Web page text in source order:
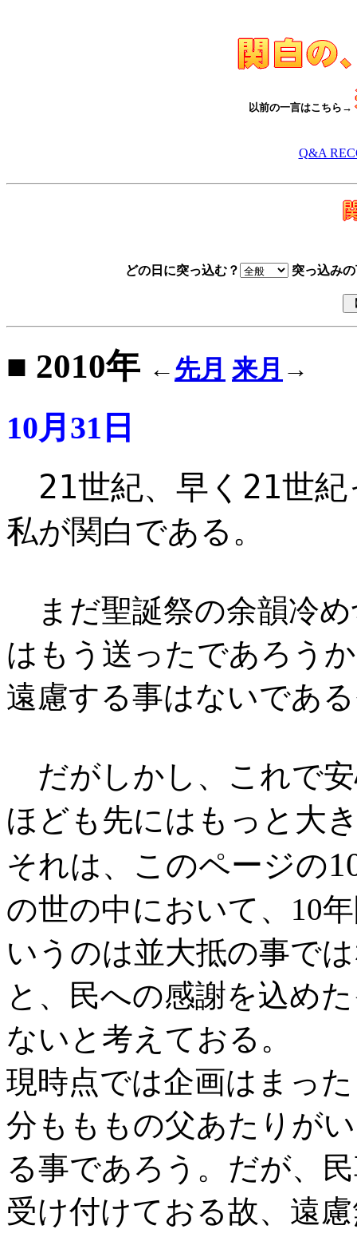
以前の一言はこちら→
Q&A
どの日に突っ込む？ 突っ込み
■ 2010年 ← 先月 来月 →
10月31日
21世紀、早く21世
私が関白である 。
まだ聖誕祭の余韻冷
はもう送ったであろう
遠慮する事はないであ
だがしかし、これで
ほども先には もっと大
それは、 このページの
の世の中において、10
いうのは並大抵の事で
と、民への感謝を込め
ないと考えておる。
現時点では企画はまっ
分もももの父あたりが
る事であろう。だが、
受け付けておる故、遠